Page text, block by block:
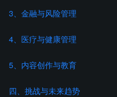
3、金融与风险管理
4、医疗与健康管理
5、内容创作与教育
四、挑战与未来趋势